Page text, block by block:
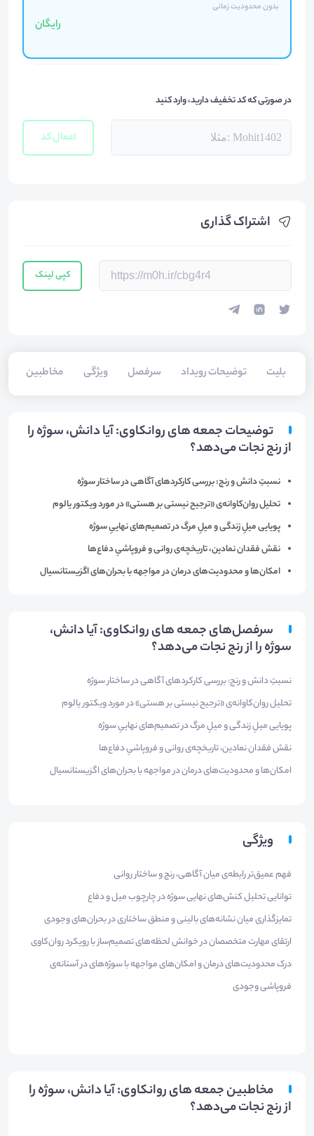
اشتراک گذاری
کپی لینک
بلیت‌ توضیحات رویداد سرفصل ویژگی مخاطبین
بدون محدودیت زمانی
رایگان
در صورتی که کد تخفیف دارید، وارد کنید
اعمال کد
توضیحات جمعه های روانکاوی: آیا دانش، سوژه را
از رنج نجات می‌دهد؟
نسبتِ دانش و رنج: بررسی کارکردهای آگاهی در ساختار سوژه
تحلیل روان‌کاوانه‌ی «ترجیح نیستی بر هستی» در مورد ویکتور یالوم
پویایی میلِ زندگی و میلِ مرگ در تصمیم‌های نهاییِ سوژه
نقش فقدان نمادین، تاریخچه‌ی روانی و فروپاشیِ دفاع‌ها
امکان‌ها و محدودیت‌های درمان در مواجهه با بحران‌های اگزیستانسیال
سرفصل‌های جمعه های روانکاوی: آیا دانش،
سوژه را از رنج نجات می‌دهد؟
نسبتِ دانش و رنج: بررسی کارکردهای آگاهی در ساختار سوژه
تحلیل روان‌کاوانه‌ی «ترجیح نیستی بر هستی» در مورد ویکتور یالوم
پویایی میلِ زندگی و میلِ مرگ در تصمیم‌های نهاییِ سوژه
نقش فقدان نمادین، تاریخچه‌ی روانی و فروپاشیِ دفاع‌ها
امکان‌ها و محدودیت‌های درمان در مواجهه با بحران‌های اگزیستانسیال
ویژگی
فهم عمیق‌تر رابطه‌ی میان آگاهی، رنج و ساختار روانی
توانایی تحلیل کنش‌های نهایی سوژه در چارچوب میل و دفاع
تمایزگذاری میان نشانه‌های بالینی و منطق ساختاری در بحران‌های وجودی
ارتقای مهارت متخصصان در خوانش لحظه‌های تصمیم‌ساز با رویکرد روان‌کاوی
درک محدودیت‌های درمان و امکان‌های مواجهه با سوژه‌های در آستانه‌ی
فروپاشی وجودی
مخاطبین جمعه های روانکاوی: آیا دانش، سوژه را
از رنج نجات می‌دهد؟